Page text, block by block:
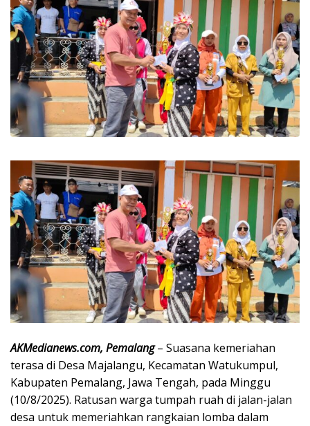
AKMedianews.com, Pemalang– Suasana kemeriahan
terasa di Desa Majalangu, Kecamatan Watukumpul,
Kabupaten Pemalang, Jawa Tengah, pada Minggu
(10/8/2025). Ratusan warga tumpah ruah di jalan-jalan
desa untuk memeriahkan rangkaian lomba dalam